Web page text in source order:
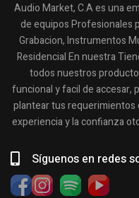
Audio Market, C.A es una
de equipos Profesionales
Grabacion, Instrumentos
Residencial En nuestra
todos nuestros
funcional y facil de accesar,
plantear tus requerimientos
experiencia y la confianza
Síguenos en redes